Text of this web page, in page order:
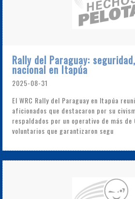
Rally del Paraguay:
nacional en Itapúa
2025-08-31
El WRC Rally del Paraguay en Itapúa
aficionados que destacaron por su
respaldados por un operativo de más
voluntarios que garantizaron segu